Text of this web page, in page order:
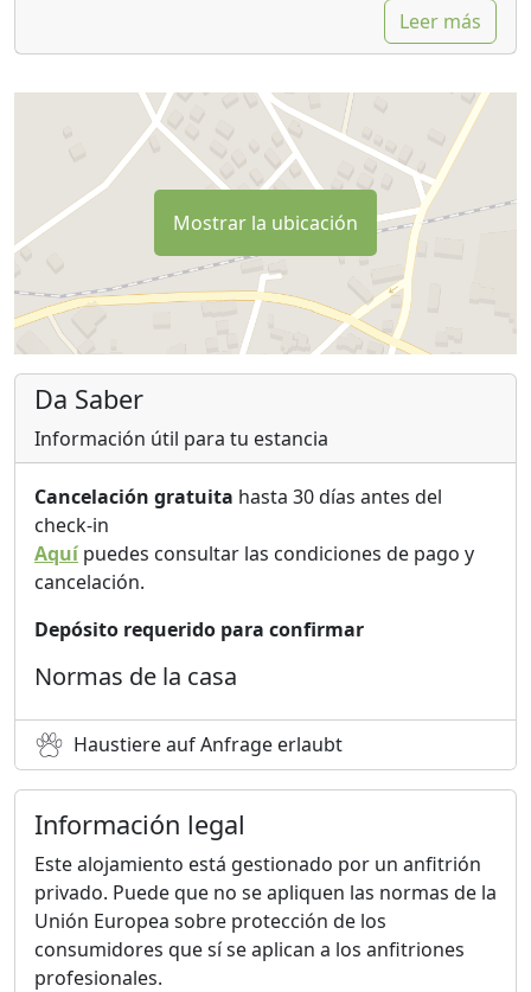
Leer más
Mostrar la ubicación
Da Saber
Información útil para tu estancia
Cancelación gratuita hasta 30 días antes del
check-in
Aquípuedes consultar las condiciones de pago y
cancelación.
Depósito requerido para confirmar
Normas de la casa
Haustiere auf Anfrage erlaubt
Información legal
Este alojamiento está gestionado por un anfitrión
privado. Puede que no se apliquen las normas de la
Unión Europea sobre protección de los
consumidores que sí se aplican a los anfitriones
profesionales.